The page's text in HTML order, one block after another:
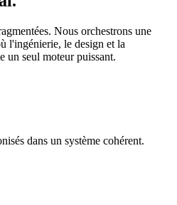
Nous orchestrons une
l'ingénierie, le design et la
un seul moteur puissant.
dans un système cohérent.